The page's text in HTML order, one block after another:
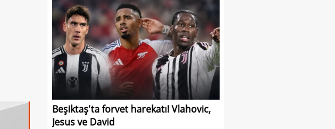
Beşiktaş'ta forvet harekatı! Vlahovic,
Jesus ve David